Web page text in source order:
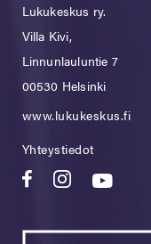
Lukukeskus ry.
Villa Kivi,
Linnunlauluntie 7
00530 Helsinki
www.lukukeskus.fi
Yhteystiedot